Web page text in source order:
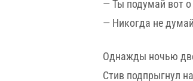
— Ты подумай вот
— Никогда не
Однажды ночью
Стив подпрыгнул